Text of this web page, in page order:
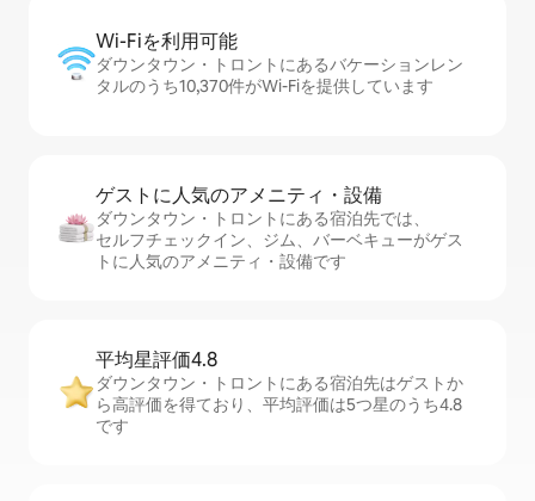
Wi-Fiを利⁠用⁠可⁠能
ダウンタウン・トロントにあるバケーションレン
タルのうち10,370件がWi-Fiを提供しています
ゲストに人⁠気⁠のア⁠メ⁠ニ⁠テ⁠ィ・設⁠備
ダウンタウン・トロントにある宿泊先では、
セ⁠ル⁠フチ⁠ェ⁠ッ⁠ク⁠イ⁠ン、ジム、バーベキューがゲス
トに人気のアメニティ・設備です
平均星評価4.8
ダウンタウン・トロントにある宿泊先はゲストか
ら高評価を得ており、平均評価は5つ星のうち4.8
です